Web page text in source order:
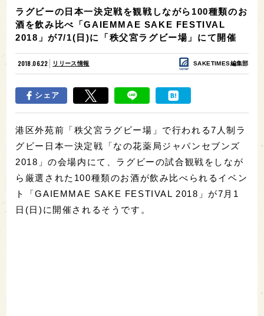
ラグビーの日本一決定戦を観戦しながら100種類のお
酒を飲み比べ「GAIEMMAE SAKE FESTIVAL
2018」が7/1(日)に「秩父宮ラグビー場」にて開催
2018.06.22 リリース情報 SAKETIMES編集部
シェア
港区外苑前「秩父宮ラグビー場」で行われる7人制ラ
グビー日本一決定戦「なの花薬局ジャパンセブンズ
2018」の会場内にて、ラグビーの試合観戦をしなが
ら厳選された100種類のお酒が飲み比べられるイベン
ト「GAIEMMAE SAKE FESTIVAL 2018」が7月1
日(日)に開催されるそうです。